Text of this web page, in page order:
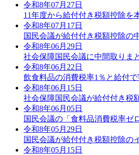
令和8年07月27日
11年度から給付付き税額控除を
令和8年07月17日
国民会議が給付付き税額控除の
令和8年06月29日
社会保障国民会議に中間取りま
令和8年06月22日
飲食料品の消費税率1％と給付
令和8年06月15日
社会保障国民会議が給付付き税
令和8年06月05日
国民会議の「食料品消費税率ゼ
令和8年05月29日
国民会議が給付付き税額控除の
令和8年05月15日